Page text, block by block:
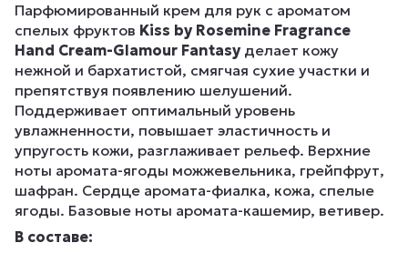
Парфюмированный крем для рук с ароматом
спелых фруктов Kiss by Rosemine Fragrance
Hand Cream-Glamour Fantasy делает кожу
нежной и бархатистой, смягчая сухие участки и
препятствуя появлению шелушений.
Поддерживает оптимальный уровень
увлажненности, повышает эластичность и
упругость кожи, разглаживает рельеф. Верхние
ноты аромата-ягоды можжевельника, грейпфрут,
шафран. Сердце аромата-фиалка, кожа, спелые
ягоды. Базовые ноты аромата-кашемир, ветивер.
В составе: